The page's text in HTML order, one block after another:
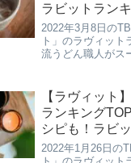
ラビットラン
2022年3月8日の
ト」のラヴィット
流うどん職人がス
味しい冷凍うど
詳しく紹介します
【ラヴィット
ランキング
シピも！ラビ
1月26日
2022年1月26日の